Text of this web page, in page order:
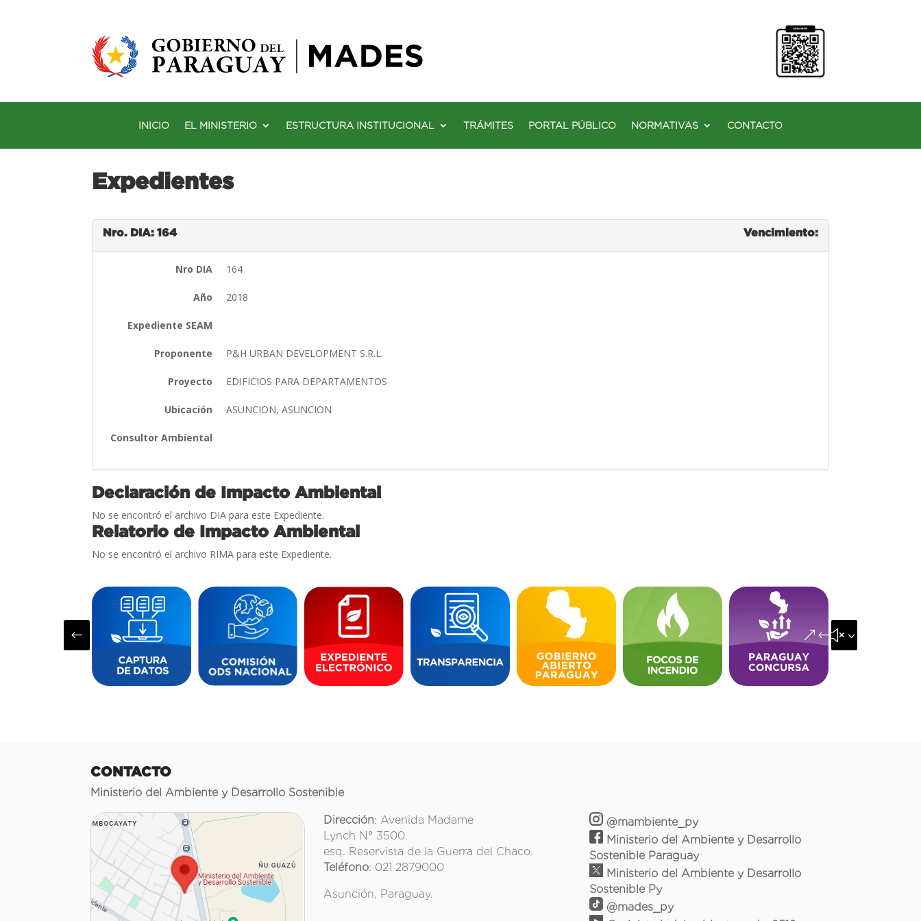
INICIO EL MINISTERIO ESTRUCTURA INSTITUCIONAL TRÁMITES PORTAL PÚBLICO NORMATIVAS CONTACTO
Expedientes
Nro. DIA: 164 Vencimiento:
Nro DIA 164
Año 2018
Expediente SEAM
Proponente P&H URBAN DEVELOPMENT S.R.L.
Proyecto EDIFICIOS PARA DEPARTAMENTOS
Ubicación ASUNCION, ASUNCION
Consultor Ambiental
Declaración de Impacto Ambiental
No se encontró el archivo DIA para este Expediente.
Relatorio de Impacto Ambiental
No se encontró el archivo RIMA para este Expediente.
# &#x35;
CONTACTO
Ministerio del Ambiente y Desarrollo Sostenible
Dirección: Avenida Madame
Lynch N° 3500.
esq. Reservista de la Guerra del Chaco.
Teléfono: 021 2879000
Asunción, Paraguay.
@mambiente_py
Ministerio del Ambiente y Desarrollo
Sostenible Paraguay
Ministerio del Ambiente y Desarrollo
Sostenible Py
@mades_py